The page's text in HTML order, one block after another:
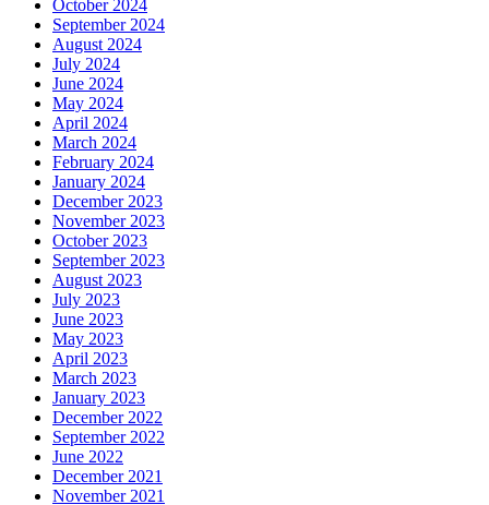
October 2024
September 2024
August 2024
July 2024
June 2024
May 2024
April 2024
March 2024
February 2024
January 2024
December 2023
November 2023
October 2023
September 2023
August 2023
July 2023
June 2023
May 2023
April 2023
March 2023
January 2023
December 2022
September 2022
June 2022
December 2021
November 2021